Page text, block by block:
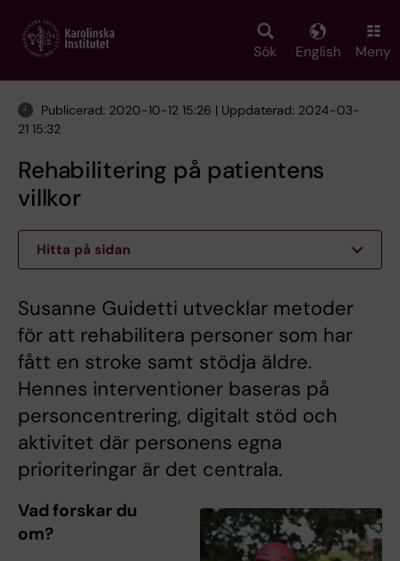
main
Sök English Meny
Publicerad: 2020-10-12 15:26 | Uppdaterad: 2024-03-
21 15:32
Rehabilitering på patientens
villkor
Hitta på sidan
Susanne Guidetti utvecklar metoder
för att rehabilitera personer som har
fått en stroke samt stödja äldre.
Hennes interventioner baseras på
personcentrering, digitalt stöd och
aktivitet där personens egna
prioriteringar är det centrala.
Vad forskar du
om?